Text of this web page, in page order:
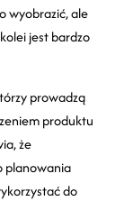
wyobrazić, ale
jest bardzo
prowadzą
produktu
że
planowania
do